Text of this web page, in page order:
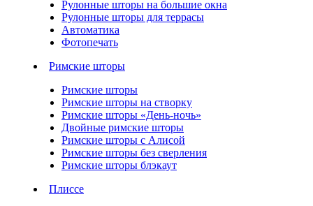
Рулонные шторы на большие окна
Рулонные шторы для террасы
Автоматика
Фотопечать
Римские шторы
Римские шторы
Римские шторы на створку
Римские шторы «День-ночь»
Двойные римские шторы
Римские шторы с Алисой
Римские шторы без сверления
Римские шторы блэкаут
Плиссе